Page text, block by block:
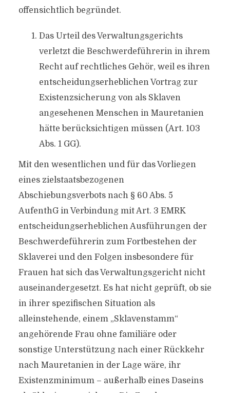
offensichtlich begründet.
Das Urteil des Verwaltungsgerichts
verletzt die Beschwerdeführerin in ihrem
Recht auf rechtliches Gehör, weil es ihren
entscheidungserheblichen Vortrag zur
Existenzsicherung von als Sklaven
angesehenen Menschen in Mauretanien
hätte berücksichtigen müssen (Art. 103
Abs. 1 GG).
Mit den wesentlichen und für das Vorliegen
eines zielstaatsbezogenen
Abschiebungsverbots nach § 60 Abs. 5
AufenthG in Verbindung mit Art. 3 EMRK
entscheidungserheblichen Ausführungen der
Beschwerdeführerin zum Fortbestehen der
Sklaverei und den Folgen insbesondere für
Frauen hat sich das Verwaltungsgericht nicht
auseinandergesetzt. Es hat nicht geprüft, ob sie
in ihrer spezifischen Situation als
alleinstehende, einem „Sklavenstamm“
angehörende Frau ohne familiäre oder
sonstige Unterstützung nach einer Rückkehr
nach Mauretanien in der Lage wäre, ihr
Existenzminimum – außerhalb eines Daseins